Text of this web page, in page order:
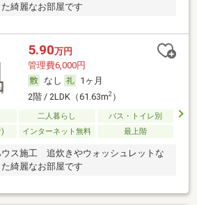
た綺麗なお部屋です
5.90万円
管理費6,000円
なし
1ヶ月
2階 / 2LDK（61.63m2）
二人暮らし
バス・トイレ別
インターネット無料 最上階
ウス施工 追炊きやウォッシュレットな
た綺麗なお部屋です